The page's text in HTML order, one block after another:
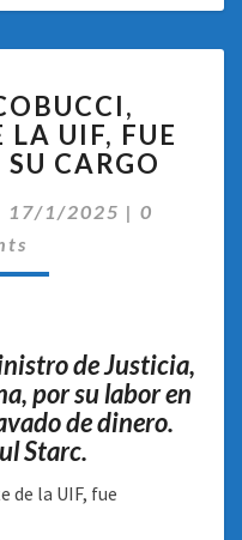
LA UIF, FUE
CARGO
17/1/2025 | 0
de Justicia,
por su labor en
de dinero.
Starc.